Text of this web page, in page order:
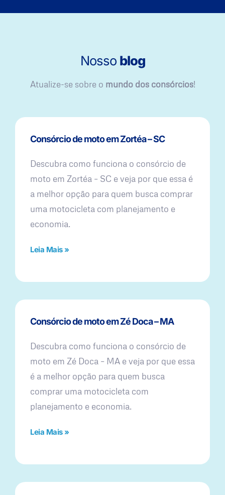
Nosso blog
Atualize-se sobre o mundo dos consórcios!
Consórcio de moto em Zortéa – SC
Descubra como funciona o consórcio de
moto em Zortéa – SC e veja por que essa é
a melhor opção para quem busca comprar
uma motocicleta com planejamento e
economia.
Leia Mais »
Consórcio de moto em Zé Doca – MA
Descubra como funciona o consórcio de
moto em Zé Doca – MA e veja por que essa
é a melhor opção para quem busca
comprar uma motocicleta com
planejamento e economia.
Leia Mais »